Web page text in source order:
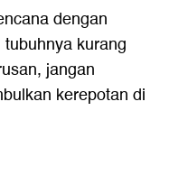
dengan
kurang
jangan
kerepotan di